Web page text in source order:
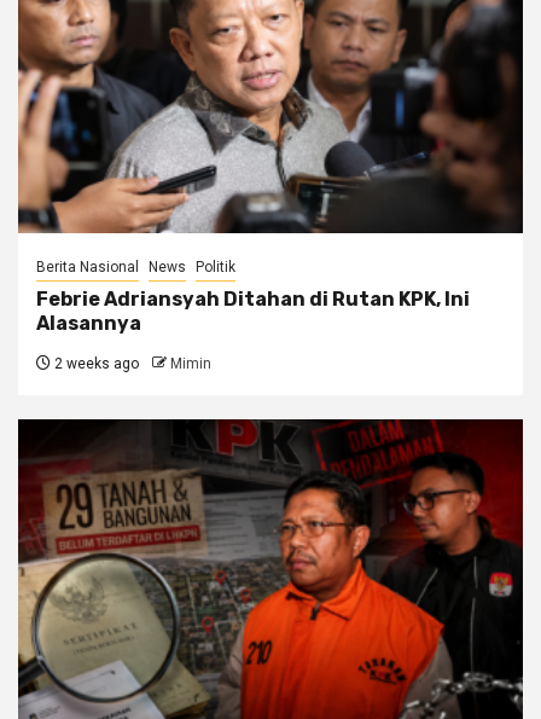
Berita Nasional News Politik
Febrie Adriansyah Ditahan di Rutan KPK, Ini
Alasannya
2 weeks ago Mimin